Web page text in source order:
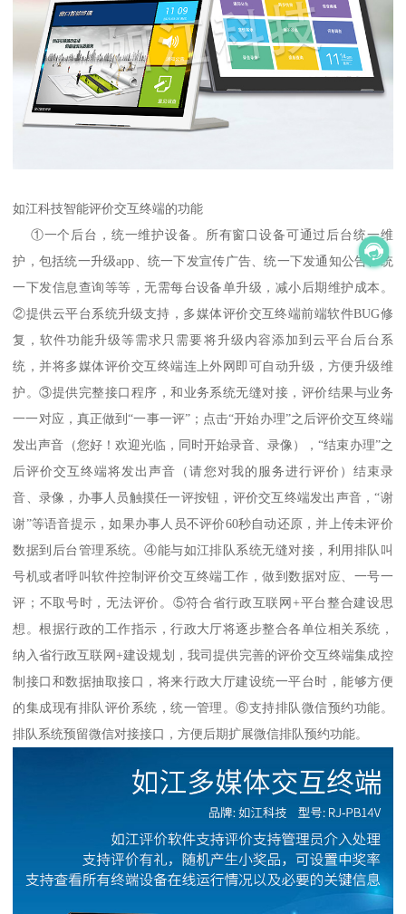
如江科技智能评价交互终端的功能
①一个后台，统一维护设备。所有窗口设备可通过后台统一维
护，包括统一升级app、统一下发宣传广告、统一下发通知公告、统
一下发信息查询等等，无需每台设备单升级，减小后期维护成本。
②提供云平台系统升级支持，多媒体评价交互终端前端软件BUG修
复，软件功能升级等需求只需要将升级内容添加到云平台后台系
统，并将多媒体评价交互终端连上外网即可自动升级，方便升级维
护。③提供完整接口程序，和业务系统无缝对接，评价结果与业务
一一对应，真正做到“一事一评”；点击“开始办理”之后评价交互终端
发出声音（您好！欢迎光临，同时开始录音、录像），“结束办理”之
后评价交互终端将发出声音（请您对我的服务进行评价）结束录
音、录像，办事人员触摸任一评按钮，评价交互终端发出声音，“谢
谢”等语音提示，如果办事人员不评价60秒自动还原，并上传未评价
数据到后台管理系统。④能与如江排队系统无缝对接，利用排队叫
号机或者呼叫软件控制评价交互终端工作，做到数据对应、一号一
评；不取号时，无法评价。⑤符合省行政互联网+平台整合建设思
想。根据行政的工作指示，行政大厅将逐步整合各单位相关系统，
纳入省行政互联网+建设规划，我司提供完善的评价交互终端集成控
制接口和数据抽取接口，将来行政大厅建设统一平台时，能够方便
的集成现有排队评价系统，统一管理。⑥支持排队微信预约功能。
排队系统预留微信对接接口，方便后期扩展微信排队预约功能。